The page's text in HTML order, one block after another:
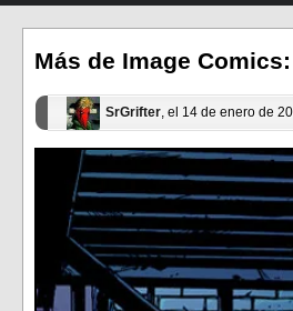
Más de Image
SrGrifter, el 14 de enero de